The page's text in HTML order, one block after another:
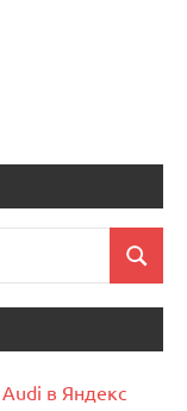
Поиск
в Яндекс